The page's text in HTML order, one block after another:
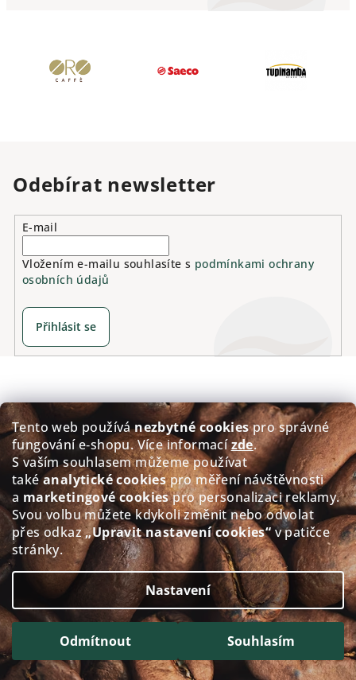
Tento web používánezbytné cookiespro správné
fungování e‑shopu. Více informacízde.
S vaším souhlasem můžeme používat
takéanalytické cookiespro měření návštěvnosti
a marketingové cookiespro personalizaci reklamy.
Svou volbu můžete kdykoli změnit nebo odvolat
přes odkaz„Upravit nastavení cookies“v patičce
stránky.
Nastavení
Odmítnout Souhlasím
Odebírat newsletter
E-mail
Vložením e-mailu souhlasíte s podmínkami ochrany
osobních údajů
Přihlásit se
á
p
a
t
Kontakt
josef.majercak@alacaffe.cz
+420 603 487 185
Informace pro vás
Možnosti dopravy a platby
Obchodní podmínky
Podmínky ochrany osobních údajů
Vrácení zboží a reklamace